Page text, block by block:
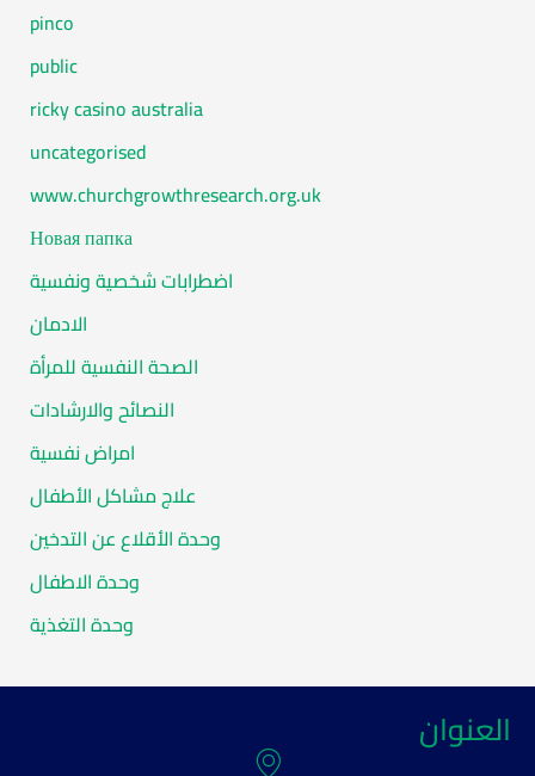
pinco
public
ricky casino australia
uncategorised
www.churchgrowthresearch.org.uk
Новая папка
اضطرابات شخصية ونفسية
الادمان
الصحة النفسية للمرأة
النصائح والارشادات
امراض نفسية
علاج مشاكل الأطفال
وحدة الأقلاع عن التدخين
وحدة الاطفال
وحدة التغذية
العنوان